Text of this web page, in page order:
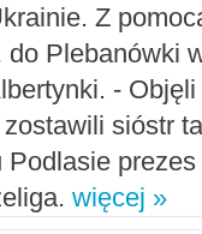
Z
Plebanówki
-
sióstr
Podlasie
więcej »